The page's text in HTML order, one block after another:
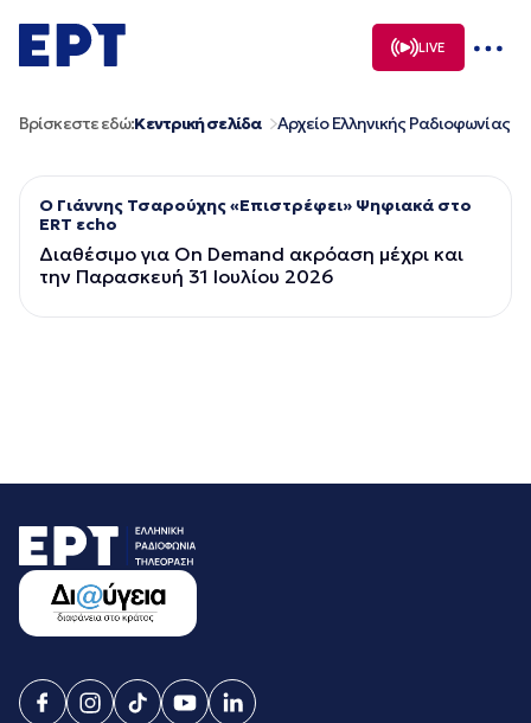
σε
περιεχόμενο
LIVE
Βρίσκεστε εδώ:Κεντρική σελίδα Αρχείο Ελληνικής Ραδιοφωνίας
Ο Γιάννης Τσαρούχης «Επιστρέφει» Ψηφιακά στο
ERT εcho
Διαθέσιμο για On Demand ακρόαση μέχρι και
την Παρασκευή 31 Ιουλίου 2026